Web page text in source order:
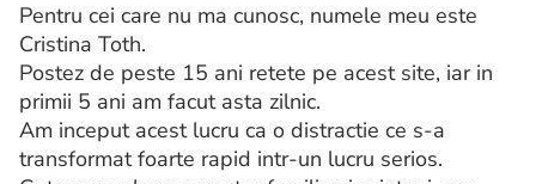
Pentru cei care nu ma cunosc, numele meu este
Cristina Toth.
Postez de peste 15 ani retete pe acest site, iar in
primii 5 ani am facut asta zilnic.
Am inceput acest lucru ca o distractie ce s-a
transformat foarte rapid intr-un lucru serios.